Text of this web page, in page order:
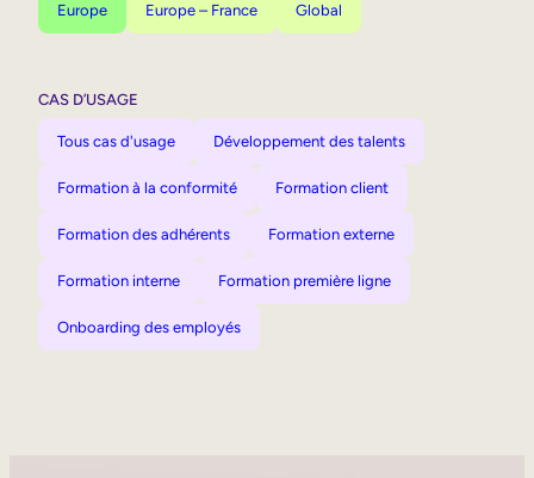
Europe Europe – France Global
CAS D’USAGE
Tous cas d'usage Développement des talents
Formation à la conformité Formation client
Formation des adhérents Formation externe
Formation interne Formation première ligne
Onboarding des employés